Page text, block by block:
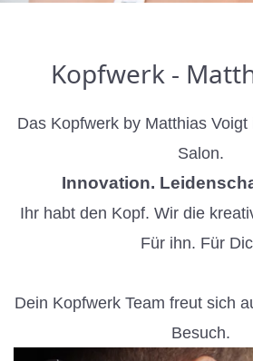
Kopfwerk -
Das Kopfwerk by Matthias
Salon.
Innovation.
Ihr habt den Kopf. Wir die
Für ihn. Für
Dein Kopfwerk Team freut sich
Besuch.